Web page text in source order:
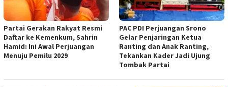
Partai Gerakan Rakyat Resmi
Daftar ke Kemenkum, Sahrin
Hamid: Ini Awal Perjuangan
Menuju Pemilu 2029
PAC PDI Perjuangan Srono
Gelar Penjaringan Ketua
Ranting dan Anak Ranting,
Tekankan Kader Jadi Ujung
Tombak Partai